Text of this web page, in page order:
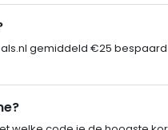
gemiddeld €25 bespaard